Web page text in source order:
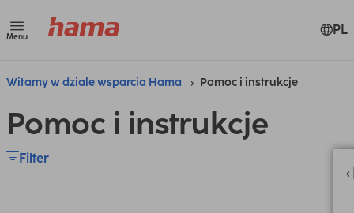
Menu PL
Witamy w dziale wsparcia Hama Pomoc i instrukcje
Pomoc i instrukcje
Filter